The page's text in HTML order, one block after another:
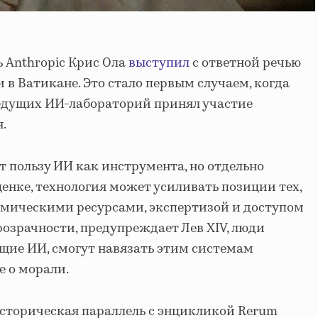
Anthropic Крис Олавыступилс ответной речью
Ватикане. Это стало первым случаем, когда
ИИ-лабораторий принял участие
пользу ИИ как инструмента, но отдельно
технология может усиливать позиции тех,
ресурсами, экспертизой и доступом
предупреждает Лев XIV, люди
ИИ, смогут навязать этим системам
о морали.
параллель с энцикликой Rerum